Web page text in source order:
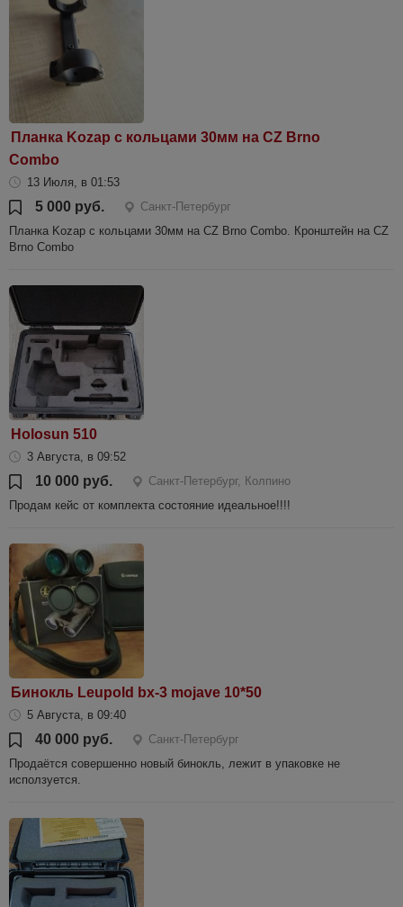
Планка Kozap с кольцами 30мм на CZ Brno
Combo
13 Июля, в 01:53
5 000 руб.
Санкт-Петербург
Планка Kozap с кольцами 30мм на CZ Brno Combo. Кронштейн на CZ
Brno Combo
Holosun 510
3 Августа, в 09:52
10 000 руб.
Санкт-Петербург, Колпино
Продам кейс от комплекта состояние идеальное!!!!
Бинокль Leupold bx-3 mojave 10*50
5 Августа, в 09:40
40 000 руб.
Санкт-Петербург
Продаётся совершенно новый бинокль, лежит в упаковке не
исползуется.